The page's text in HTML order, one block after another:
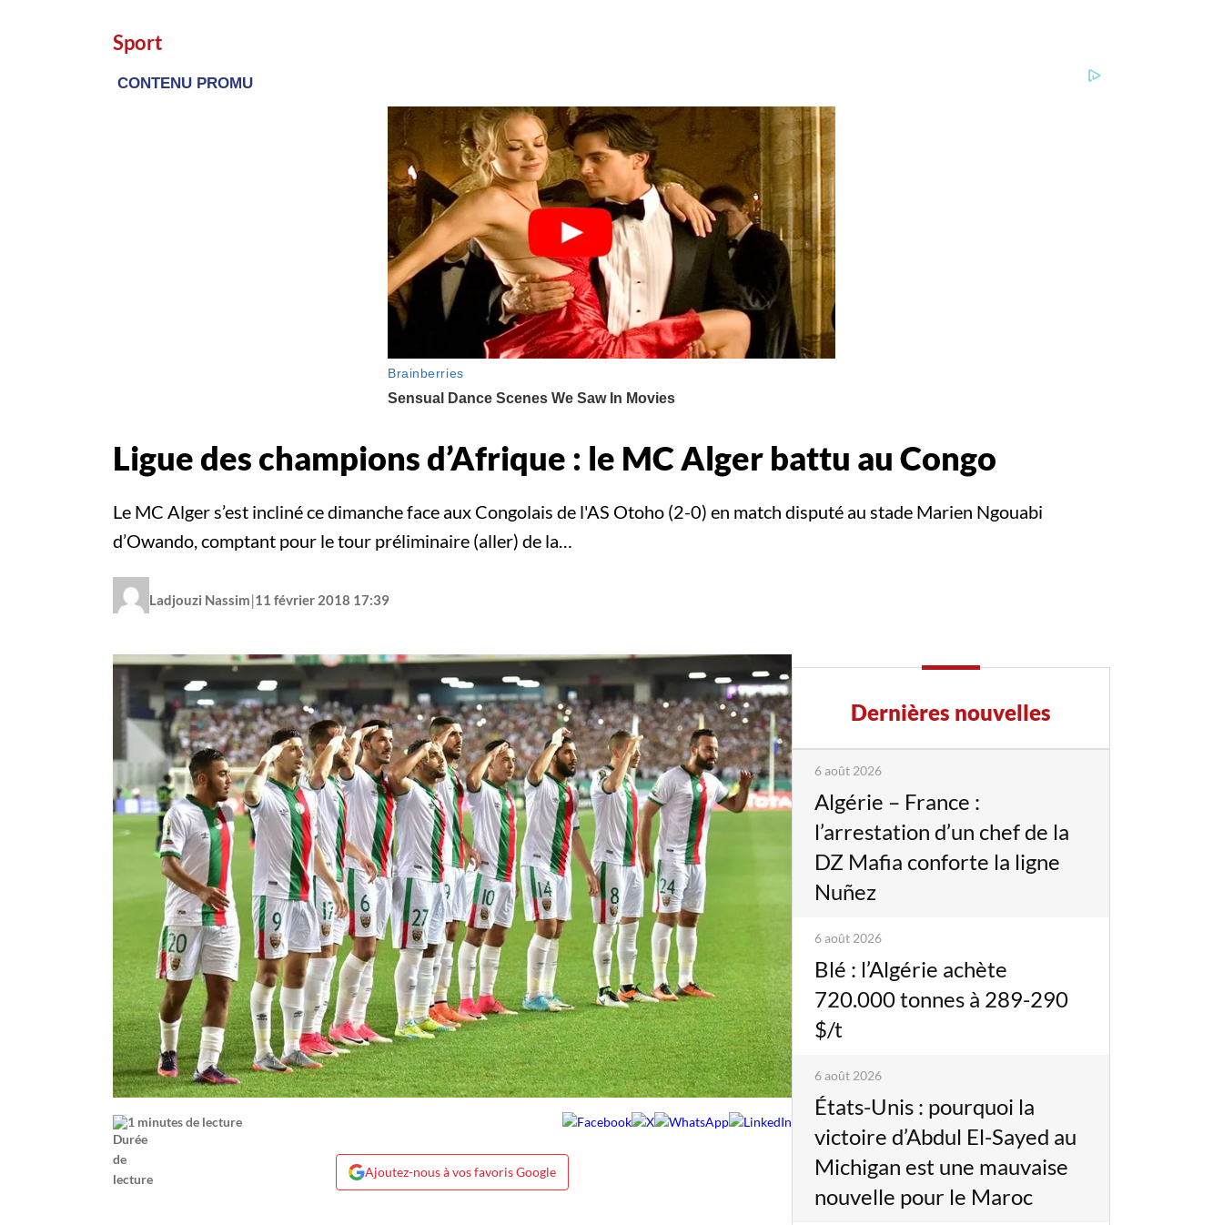
Sport
Ligue des champions d’Afrique : le MC Alger battu au Congo
Le MC Alger s’est incliné ce dimanche face aux Congolais de l'AS Otoho (2-0) en match disputé au stade Marien Ngouabi
d’Owando, comptant pour le tour préliminaire (aller) de la…
Ladjouzi Nassim|11 février 2018 17:39
1 minutes de lecture
Ajoutez-nous à vos favoris Google
Dernières nouvelles
6 août 2026
Algérie – France :
l’arrestation d’un chef de la
DZ Mafia conforte la ligne
Nuñez
6 août 2026
Blé : l’Algérie achète
720.000 tonnes à 289-290
$/t
6 août 2026
États-Unis : pourquoi la
victoire d’Abdul El-Sayed au
Michigan est une mauvaise
nouvelle pour le Maroc